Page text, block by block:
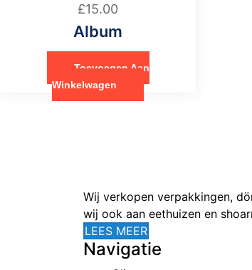
£15.00
Album
Toevoegen Aan
Winkelwagen
Wij verkopen verpakkingen,
wij ook aan eethuizen en
LEES MEER
Navigatie